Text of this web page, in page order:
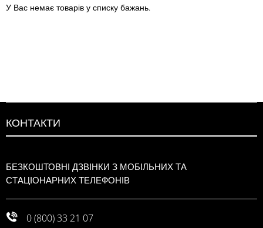
У Вас немає товарів у списку бажань.
КОНТАКТИ
БЕЗКОШТОВНІ ДЗВІНКИ З МОБІЛЬНИХ ТА
СТАЦІОНАРНИХ ТЕЛЕФОНІВ
0 (800) 33 21 07